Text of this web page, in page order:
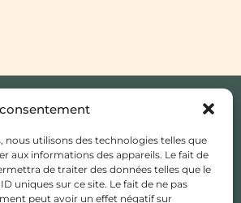
nous utilisons des technologies telles que
aux informations des appareils. Le fait de
de traiter des données telles que le
uniques sur ce site. Le fait de ne pas
peut avoir un effet négatif sur
UN MÉDECIN
ADHÉSION /